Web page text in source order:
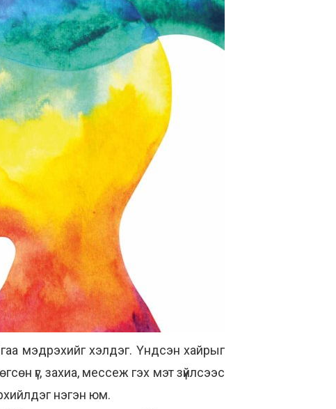
мэдрэхийг хэлдэг. Үндсэн хайрыг
үг, захиа, мессеж гэх мэт зүйлсээс
нэгэн юм.